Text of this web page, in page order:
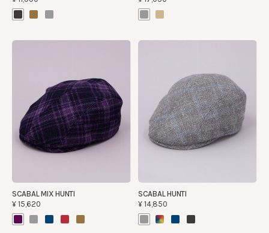
SCABAL MIX HUNTI
¥15,620
SCABAL HUNTI
¥14,850